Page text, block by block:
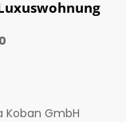
Luxuswohnung
Koban GmbH